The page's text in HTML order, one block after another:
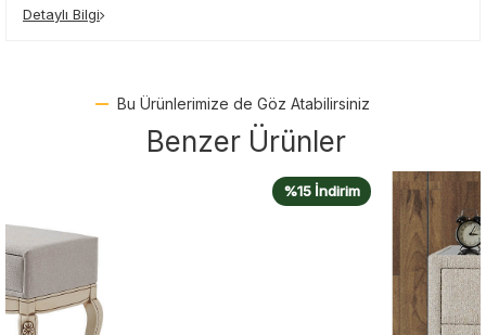
Detaylı Bilgi
Bu Ürünlerimize de Göz Atabilirsiniz
Benzer Ürünler